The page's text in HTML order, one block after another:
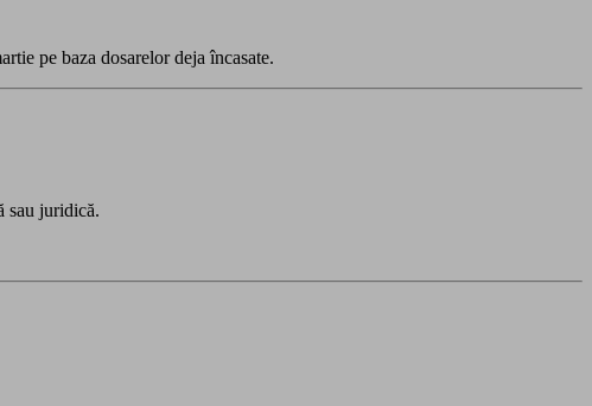
pe baza dosarelor deja încasate.
sau juridică.